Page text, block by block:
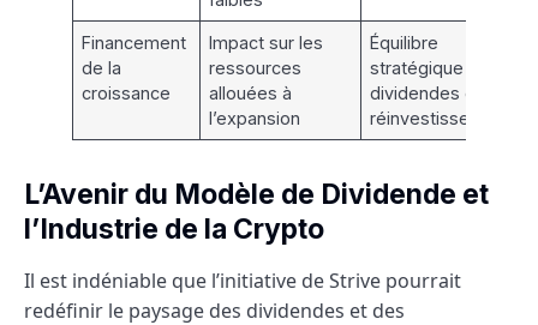
Financement
de la
croissance
Impact sur les
ressources
allouées à
l’expansion
Équilibre
stratégique entre
dividendes et
réinvestissement
L’Avenir du Modèle de Dividende et
l’Industrie de la Crypto
Il est indéniable que l’initiative de Strive pourrait
redéfinir le paysage des dividendes et des